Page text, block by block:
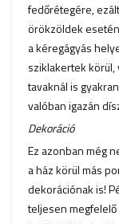
fedőrétegére,
örökzöldek
a kéregágyás
sziklakertek körül,
tavaknál is
valóban igazán
Dekoráció
Ez azonban még
a ház körül más
dekorációnak is!
teljesen